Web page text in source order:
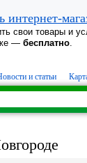
интернет-
свои товары и
— бесплатно.
и статьи